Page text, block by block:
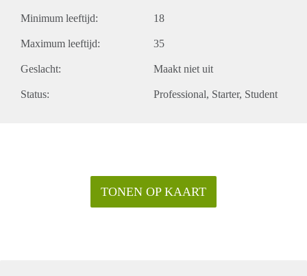
Minimum leeftijd: 18
Maximum leeftijd: 35
Geslacht: Maakt niet uit
Status: Professional Starter Student
TONEN OP KAART